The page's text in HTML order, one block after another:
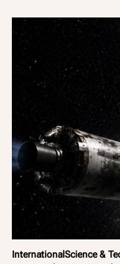
InternationalScience &